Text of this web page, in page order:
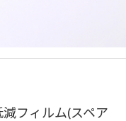
フィルム(スペア